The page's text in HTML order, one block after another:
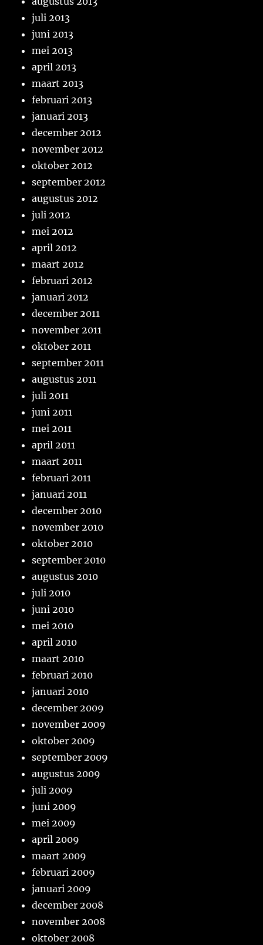
juli 2013
juni 2013
mei 2013
april 2013
maart 2013
februari 2013
januari 2013
december 2012
november 2012
oktober 2012
september 2012
augustus 2012
juli 2012
mei 2012
april 2012
maart 2012
februari 2012
januari 2012
december 2011
november 2011
oktober 2011
september 2011
augustus 2011
juli 2011
juni 2011
mei 2011
april 2011
maart 2011
februari 2011
januari 2011
december 2010
november 2010
oktober 2010
september 2010
augustus 2010
juli 2010
juni 2010
mei 2010
april 2010
maart 2010
februari 2010
januari 2010
december 2009
november 2009
oktober 2009
september 2009
augustus 2009
juli 2009
juni 2009
mei 2009
april 2009
maart 2009
februari 2009
januari 2009
december 2008
november 2008
oktober 2008